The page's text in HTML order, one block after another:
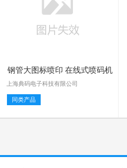
钢管大图标喷印 在线式喷码机
上海典码电子科技有限公司
同类产品